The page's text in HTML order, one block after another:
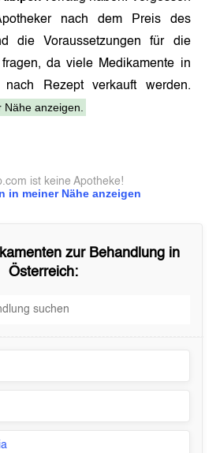
nach dem Preis des
die Voraussetzungen für die
da viele Medikamente in
nach Rezept verkauft werden.
anzeigen.
in meiner Nähe anzeigen
ist keine Apotheke!
zur Behandlung in
Österreich: